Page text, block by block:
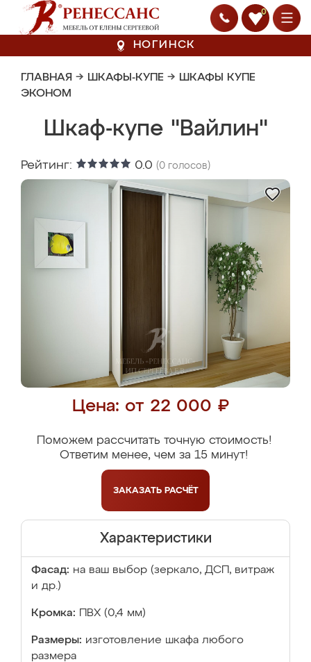
0
НОГИНСК
ГЛАВНАЯ → ШКАФЫ-КУПЕ → ШКАФЫ КУПЕ
ЭКОНОМ
Шкаф-купе "Вайлин"
Рейтинг: 0.0 (0 голосов)
Цена: от 22 000 ₽
Поможем рассчитать точную стоимость!
Ответим менее, чем за 15 минут!
ЗАКАЗАТЬ РАСЧЁТ
Характеристики
Фасад: на ваш выбор (зеркало, ДСП, витраж
и др.)
Кромка: ПВХ (0,4 мм)
Размеры: изготовление шкафа любого
размера